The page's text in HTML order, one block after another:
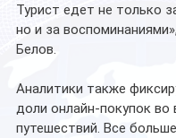
Турист едет не только
но и за
Белов.
Аналитики также
доли онлайн-покупок во
путешествий. Все